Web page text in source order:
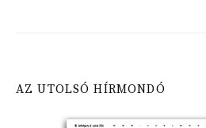
AZ UTOLSÓ HÍRMONDÓ